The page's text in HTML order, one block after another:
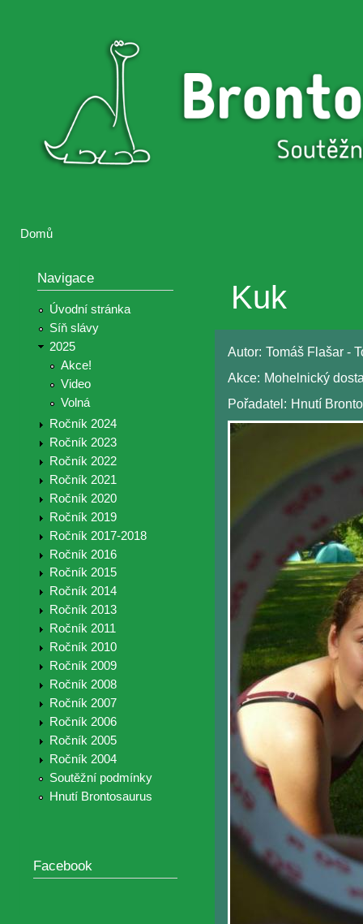
Brontosaurus
Brontosaurus
Domů
Navigace
Úvodní stránka
Síň slávy
2025
Akce!
Video
Volná
Ročník 2024
Ročník 2023
Ročník 2022
Ročník 2021
Ročník 2020
Ročník 2019
Ročník 2017-2018
Ročník 2016
Ročník 2015
Ročník 2014
Ročník 2013
Ročník 2011
Ročník 2010
Ročník 2009
Ročník 2008
Ročník 2007
Ročník 2006
Ročník 2005
Ročník 2004
Soutěžní podmínky
Hnutí Brontosaurus
Facebook
Kuk
Autor: Tomáš Flašar -
Akce: Mohelnický
Pořadatel: Hnutí